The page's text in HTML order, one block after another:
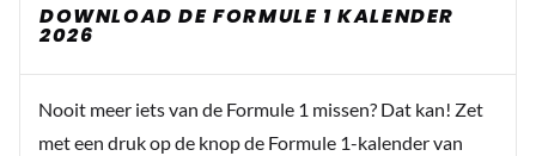
Ep
Op een andere site wordt jouw aanname
bevestigd. Blijkbaar waren er al problemen met
de active aero. Goh… volgens mij was het ook al
DOWNLOAD DE FORMULE 1 KALENDER
2026
Nooit meer iets van de Formule 1 missen? Dat kan! Zet
met een druk op de knop de Formule 1-kalender van